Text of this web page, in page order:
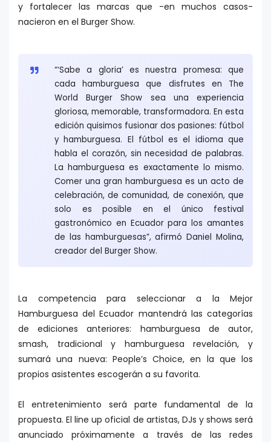
y fortalecer las marcas que -en muchos casos-
nacieron en el Burger Show.
“‘Sabe a gloria’ es nuestra promesa: que
cada hamburguesa que disfrutes en The
World Burger Show sea una experiencia
gloriosa, memorable, transformadora. En esta
edición quisimos fusionar dos pasiones: fútbol
y hamburguesa. El fútbol es el idioma que
habla el corazón, sin necesidad de palabras.
La hamburguesa es exactamente lo mismo.
Comer una gran hamburguesa es un acto de
celebración, de comunidad, de conexión, que
solo es posible en el único festival
gastronómico en Ecuador para los amantes
de las hamburguesas”, afirmó Daniel Molina,
creador del Burger Show.
La competencia para seleccionar a la Mejor
Hamburguesa del Ecuador mantendrá las categorías
de ediciones anteriores: hamburguesa de autor,
smash, tradicional y hamburguesa revelación, y
sumará una nueva: People’s Choice, en la que los
propios asistentes escogerán a su favorita.
El entretenimiento será parte fundamental de la
propuesta. El line up oficial de artistas, DJs y shows será
anunciado próximamente a través de las redes